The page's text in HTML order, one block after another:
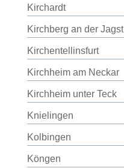
Kirchardt
Kirchberg an der Jagst
Kirchentellinsfurt
Kirchheim am Neckar
Kirchheim unter Teck
Knielingen
Kolbingen
Köngen